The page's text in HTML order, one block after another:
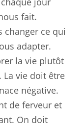
fait.
changer ce qui
adapter.
la vie plutôt
vie doit être
négative.
de ferveur et
On doit